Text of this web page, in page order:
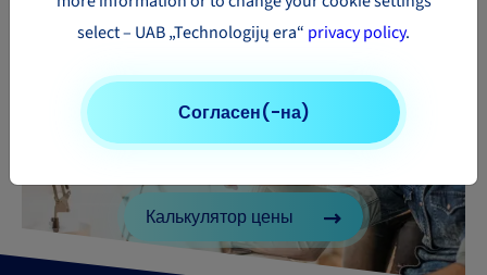
Нужно отправить посылку?
Калькулятор цены
select – UAB „Technologijų era“ privacy policy.
Согласен(-на)